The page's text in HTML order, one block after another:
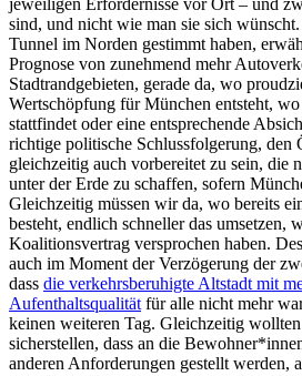
jeweiligen Erfordernisse vor Ort – und
sind, und nicht wie man sie sich
Tunnel im Norden gestimmt haben,
Prognose von zunehmend mehr
Stadtrandgebieten, gerade da, wo
Wertschöpfung für München entsteht,
stattfindet oder eine entsprechende
richtige politische Schlussfolgerung, den
gleichzeitig auch vorbereitet zu sein, die
unter der Erde zu schaffen, sofern
Gleichzeitig müssen wir da, wo bereits
besteht, endlich schneller das umsetzen,
Koalitionsvertrag versprochen haben.
auch im Moment der Verzögerung der
dass die verkehrsberuhigte Altstadt mit
Aufenthaltsqualitätfür alle nicht mehr
keinen weiteren Tag. Gleichzeitig
sicherstellen, dass an die
anderen Anforderungen gestellt werden,